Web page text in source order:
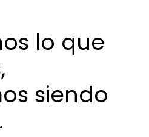
lo que
siendo